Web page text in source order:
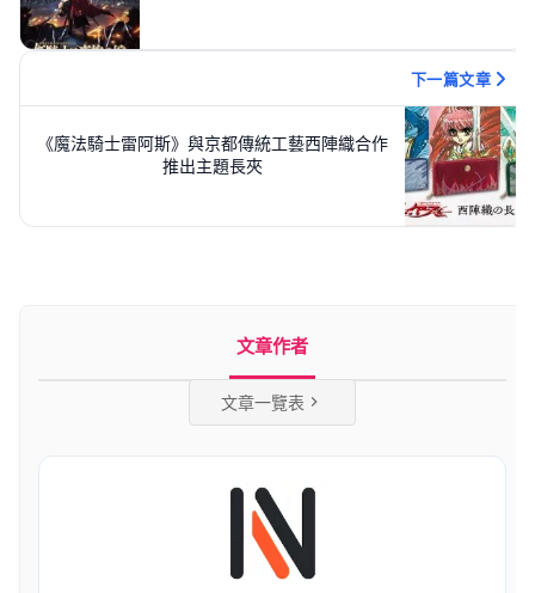
下一篇文章
《魔法騎士雷阿斯》與京都傳統工藝西陣織合作
推出主題長夾
文章作者
文章一覽表